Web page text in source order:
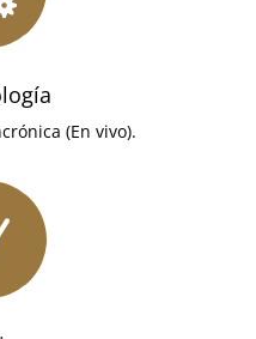
(En vivo).